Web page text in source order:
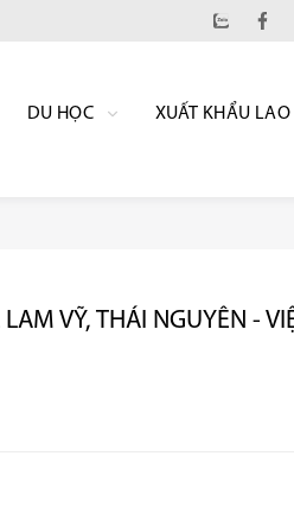
DU HỌC XUẤT KHẨU
VỸ, THÁI NGUYÊN -